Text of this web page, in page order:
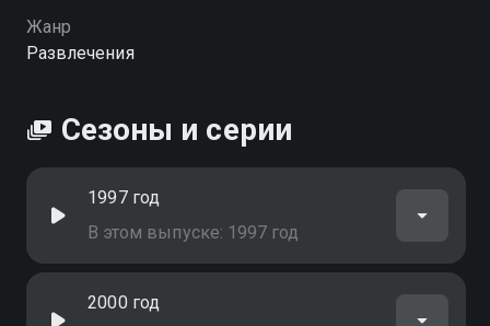
Жанр
Развлечения
Сезоны и серии
1997 год
В этом выпуске: 1997 год
2000 год